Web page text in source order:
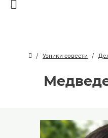
Узники совести